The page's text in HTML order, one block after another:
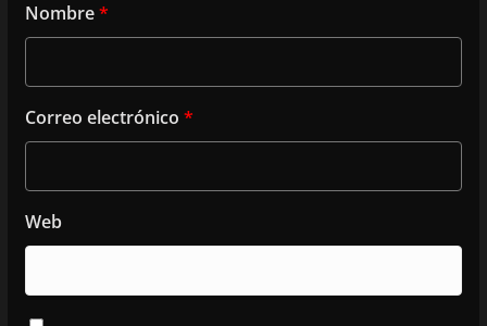
Nombre*
Correo electrónico *
Web